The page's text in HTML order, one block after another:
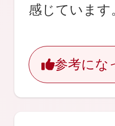
感じています
参考にな